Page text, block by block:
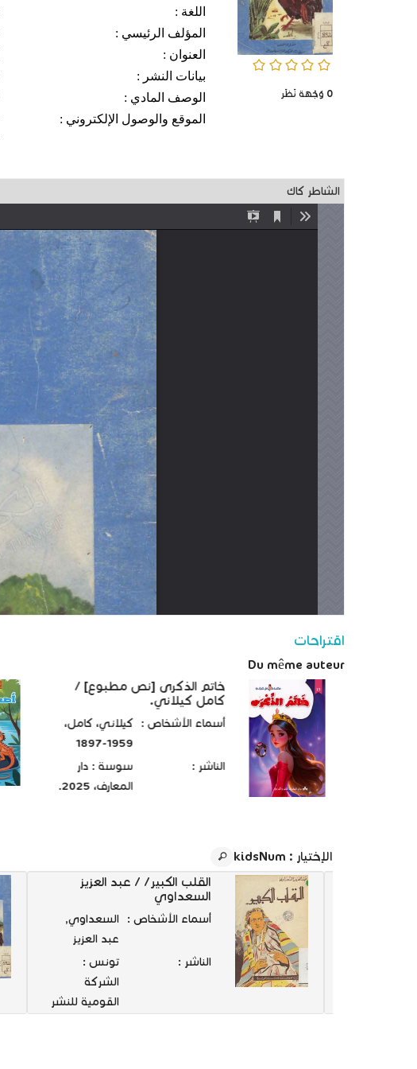
0/5
0 وُجْهَة نَظَر
اللغة :
المؤلف الرئيسي :
العنوان :
بيانات النشر :
الوصف المادي :
الموقع والوصول الإلكتروني :
الشاطر كاك
اقتراحات
Du même auteur
خاتم الذكرى [نص مطبوع] /
كامل كيلاني.
أسماء الأشخاص : كيلاني، كامل،
1959-1897
الناشر :
سوسة : دار
المعارف، 2025.
الإختيار : kidsNum
القلب الكبير/ / عبد العزيز
السعداوي
أسماء الأشخاص :
السعداوي,
عبد العزيز
الناشر :
تونس :
الشركة
القومية للنشر